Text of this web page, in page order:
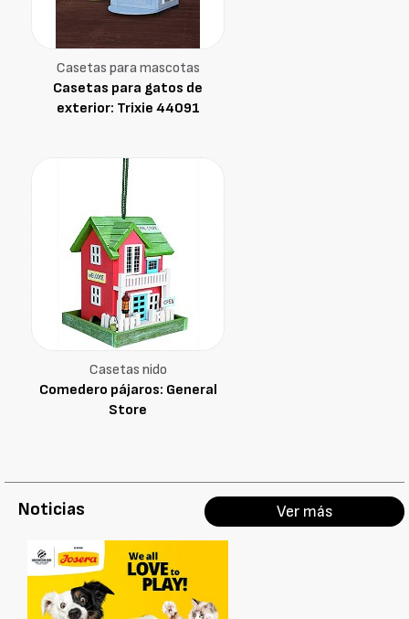
Casetas para mascotas
Casetas para gatos de
exterior: Trixie 44091
Casetas nido
Comedero pájaros: General
Store
Noticias Ver más